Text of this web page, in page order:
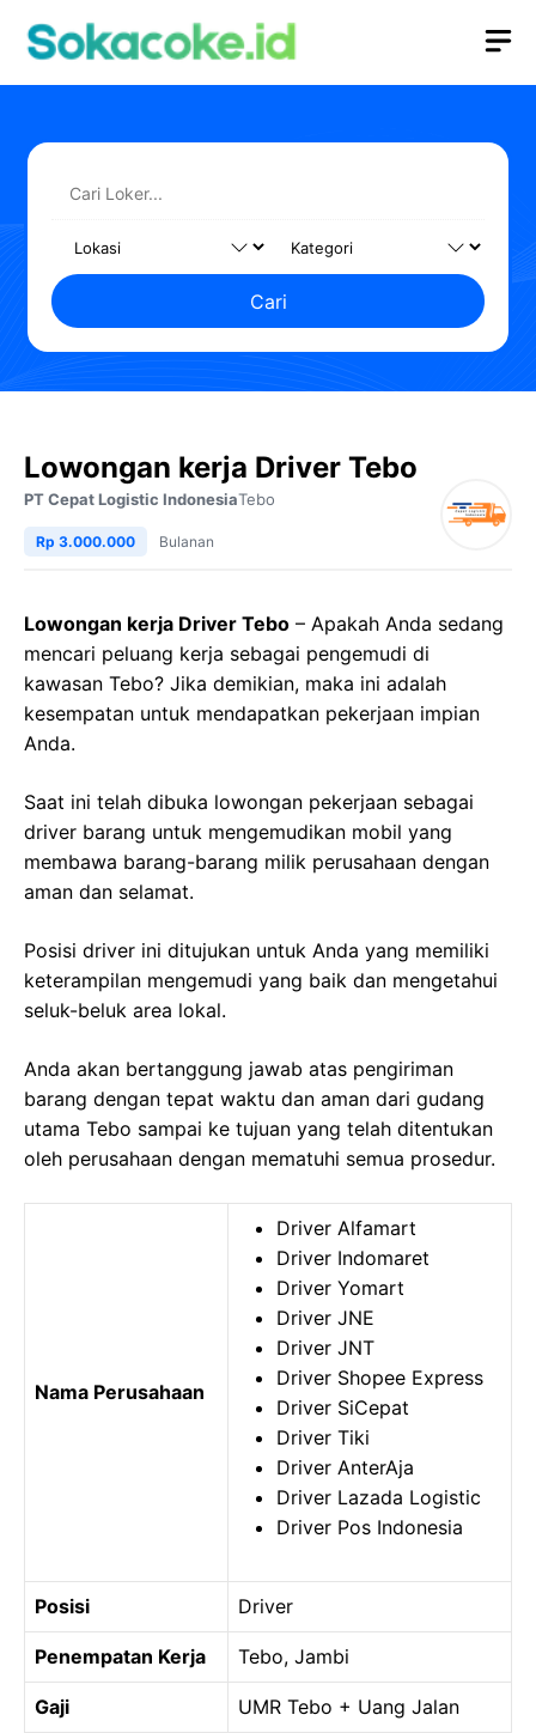
Cari
Lowongan kerja Driver Tebo
PT Cepat Logistic IndonesiaTebo
Rp 3.000.000 Bulanan
Lowongan kerja Driver Tebo – Apakah Anda sedang
mencari peluang kerja sebagai pengemudi di
kawasan Tebo? Jika demikian, maka ini adalah
kesempatan untuk mendapatkan pekerjaan impian
Anda.
Saat ini telah dibuka lowongan pekerjaan sebagai
driver barang untuk mengemudikan mobil yang
membawa barang-barang milik perusahaan dengan
aman dan selamat.
Posisi driver ini ditujukan untuk Anda yang memiliki
keterampilan mengemudi yang baik dan mengetahui
seluk-beluk area lokal.
Anda akan bertanggung jawab atas pengiriman
barang dengan tepat waktu dan aman dari gudang
utama Tebo sampai ke tujuan yang telah ditentukan
oleh perusahaan dengan mematuhi semua prosedur.
Nama Perusahaan
Driver Alfamart
Driver Indomaret
Driver Yomart
Driver JNE
Driver JNT
Driver Shopee Express
Driver SiCepat
Driver Tiki
Driver AnterAja
Driver Lazada Logistic
Driver Pos Indonesia
Posisi Driver
Penempatan Kerja Tebo, Jambi
Gaji UMR Tebo + Uang Jalan